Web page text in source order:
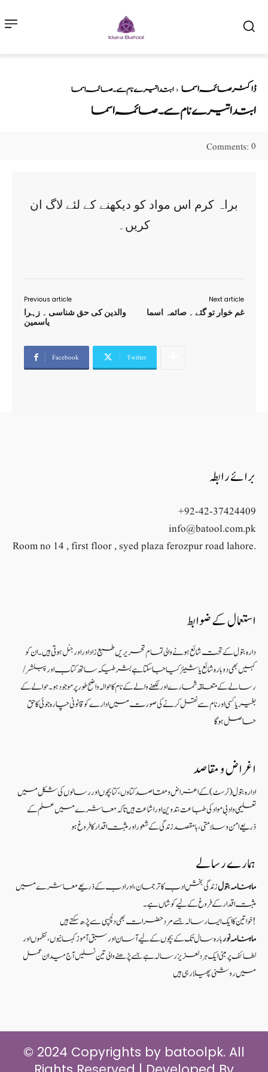
ڈاکٹر صائمہ اسما ابتدا تیرے نام سے ۔ صائمہ اسما
ابتدا تیرے نام سے ۔ صائمہ اسما
Comments: 0
براہ کرم اس مواد کو دیکھنے کے لئے لاگ ان
کریں۔
Previous article
والدین کی حق شناسی ۔ زہرا
یاسمین
Next article
غم خوار تو گئے ۔ صائمہ اسما
Facebook Twitter
برائے رابطہ
+92-42-37424409
info@batool.com.pk
Room no 14 , first floor , syed plaza ferozpur road lahore.
استعمال کے ضوابط
دارہ بتول کے تحت شائع ہونے والی تمام تحریریں طبع زاد اور اورجنل ہوتی ہیں۔ ان کو
کہیں بھی دوبارہ شائع یا شیئر کیا جا سکتا ہے بشرطیکہ ساتھ کتاب اور پبلشر/
رسالے کے متعلقہ شمارے اور لکھنے والے کے نام کا حوالہ واضح طور پر موجود ہو۔ حوالے کے
بغیر یا کسی اور نام سے نقل کرنے کی صورت میں ادارے کو قانونی چارہ جوئی کا حق
حاصل ہو گا
اغراض و مقاصد
ادارہ بتول (ٹرسٹ) کے اغراض و مقاصد کتاوں ، کتابچوں اور رسالوں کی شکل میں
تعلیمی و ادبی مواد کی طباعت، تدوین اور اشاعت ہیں تاکہ معاشرے میں علم کے
ذریعےامن و سلامتی ، بامقصد زندگی کے شعوراورمثبت اقدار کا فروغ ہو
ہمارے رسالے
ماہنامہ بتولزندگی بخش ادب کا ترجمان، اور ادب کے ذریعے معاشرے میں
مثبت اقدار کے فروغ کے لیے کوشاں ہے۔
خواتین کا ایک ایسا رسالہ جسے مرد حضرات بھی دلچسپی سے پڑھ سکتے ہیں!
ماہنامہ نوربارہ سال تک کے بچوں کے لیے آسان اور سبق آموزکہانیوں ،نظموں اور
لطائف پر مبنی ایک ہر دلعزیز رسالہ ہے جسے پڑھنے والی تین نسلیں آج میدان عمل
میں روشنی پھیلا رہی ہیں
© 2024 Copyrights by batoolpk. All